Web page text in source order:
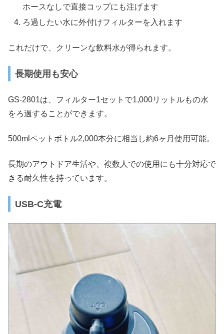
ホースなしで直接コップにも注げます
ろ過したい水に外付けフィルターを入れます
これだけで、クリーンな飲料水が得られます。
長期使用も安心
GS-2801は、フィルター1セットで1,000リットルもの水
をろ過することができます。
500mlペットボトル2,000本分に相当し約6ヶ月使用可能。
長期のアウトドア生活や、複数人での使用にも十分対応で
きる耐久性を持っています。
USB-C充電